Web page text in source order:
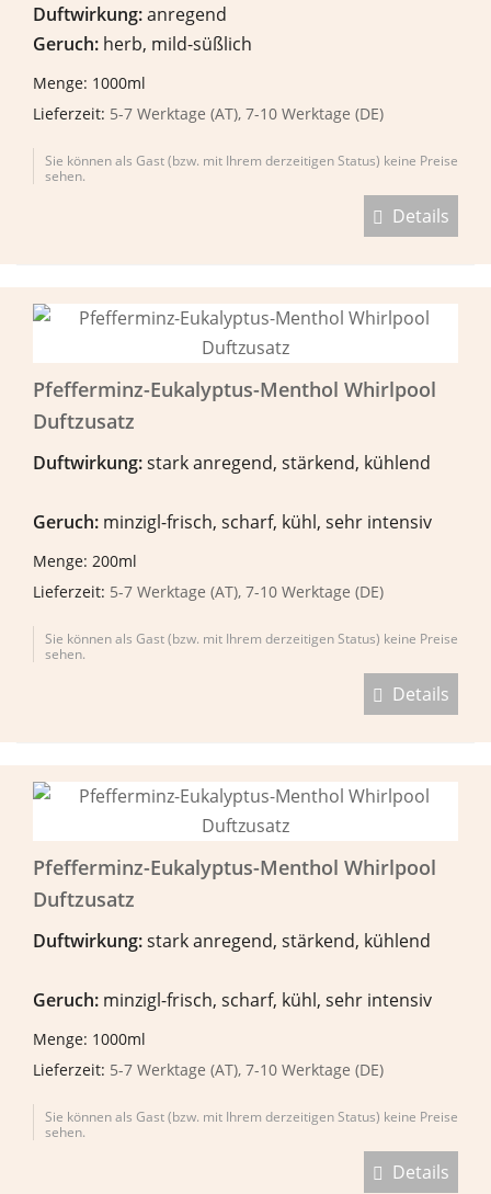
Duftwirkung:anregend
Geruch: herb, mild-süßlich
Menge: 1000ml
Lieferzeit: 5-7 Werktage (AT), 7-10 Werktage (DE)
Sie können als Gast (bzw. mit Ihrem derzeitigen Status) keine Preise
sehen.
Details
Pfefferminz-Eukalyptus-Menthol Whirlpool
Duftzusatz
Duftwirkung:stark anregend, stärkend, kühlend
Geruch: minzigl-frisch, scharf, kühl, sehr intensiv
Menge: 200ml
Lieferzeit: 5-7 Werktage (AT), 7-10 Werktage (DE)
Sie können als Gast (bzw. mit Ihrem derzeitigen Status) keine Preise
sehen.
Details
Pfefferminz-Eukalyptus-Menthol Whirlpool
Duftzusatz
Duftwirkung:stark anregend, stärkend, kühlend
Geruch: minzigl-frisch, scharf, kühl, sehr intensiv
Menge: 1000ml
Lieferzeit: 5-7 Werktage (AT), 7-10 Werktage (DE)
Sie können als Gast (bzw. mit Ihrem derzeitigen Status) keine Preise
sehen.
Details